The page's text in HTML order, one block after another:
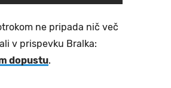
ne pripada nič več
v prispevku Bralka:
dopustu.